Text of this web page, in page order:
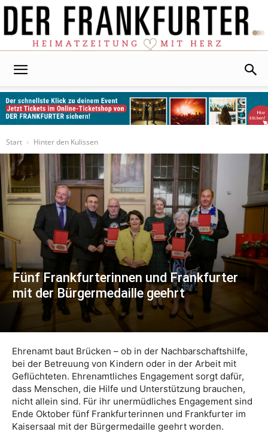
Start
Hinter den Kulissen
Fünf Frankfurterinnen und Frankfurter
mit der Bürgermedaille geehrt
Ehrenamt baut Brücken – ob in der Nachbarschaftshilfe,
bei der Betreuung von Kindern oder in der Arbeit mit
Geflüchteten. Ehrenamtliches Engagement sorgt dafür,
dass Menschen, die Hilfe und Unterstützung brauchen,
nicht allein sind. Für ihr unermüdliches Engagement sind
Ende Oktober fünf Frankfurterinnen und Frankfurter im
Kaisersaal mit der Bürgermedaille geehrt worden.